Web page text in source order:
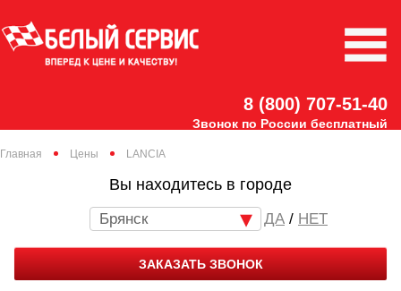
8 (800) 707-51-40
Звонок по России бесплатный
Главная Цены LANCIA
Вы находитесь в городе
Брянск / НЕТ
ЗАКАЗАТЬ ЗВОНОК